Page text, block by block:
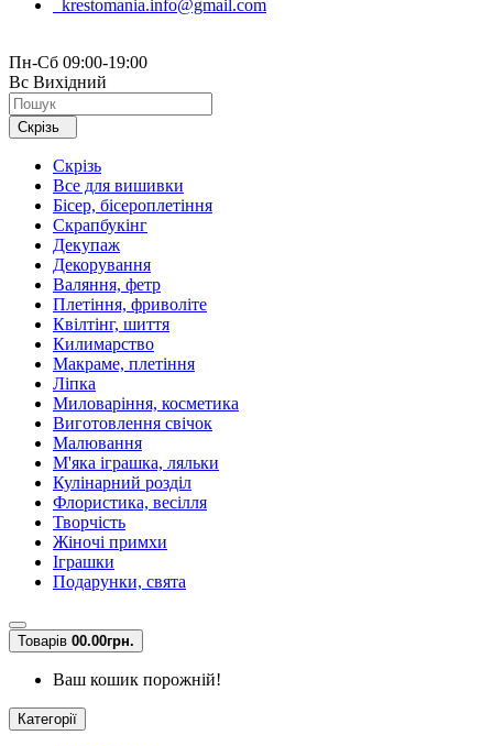
krestomania.info@gmail.com
Пн-Сб 09:00-19:00
Вс Вихідний
Скрізь
Скрізь
Все для вишивки
Бісер, бісероплетіння
Скрапбукінг
Декупаж
Декорування
Валяння, фетр
Плетіння, фриволіте
Квілтінг, шиття
Килимарство
Макраме, плетіння
Ліпка
Миловаріння, косметика
Виготовлення свічок
Малювання
М'яка іграшка, ляльки
Кулінарний розділ
Флористика, весілля
Творчість
Жіночі примхи
Іграшки
Подарунки, свята
Товарів 00.00грн.
Ваш кошик порожній!
Категорії